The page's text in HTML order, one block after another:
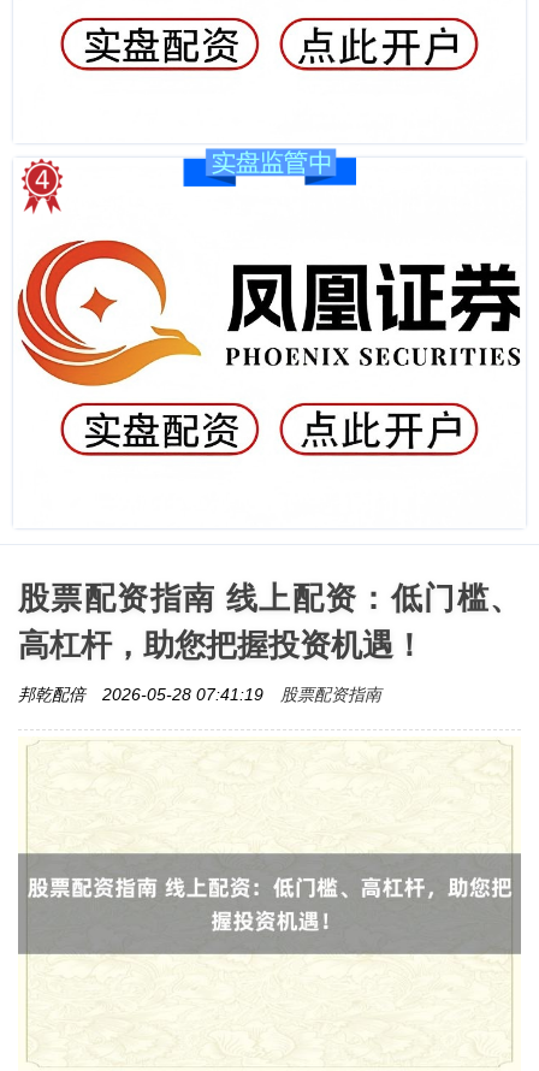
股票配资指南 线上配资：低门槛、
高杠杆，助您把握投资机遇！
邦乾配倍 2026-05-28 07:41:19 股票配资指南